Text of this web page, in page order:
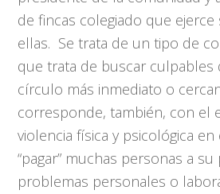
de fincas colegiado que
ellas. Se trata de un tipo de
que trata de buscar culpables
círculo más inmediato o
corresponde, también, con el
violencia física y psicológica
“pagar” muchas personas a
problemas personales o